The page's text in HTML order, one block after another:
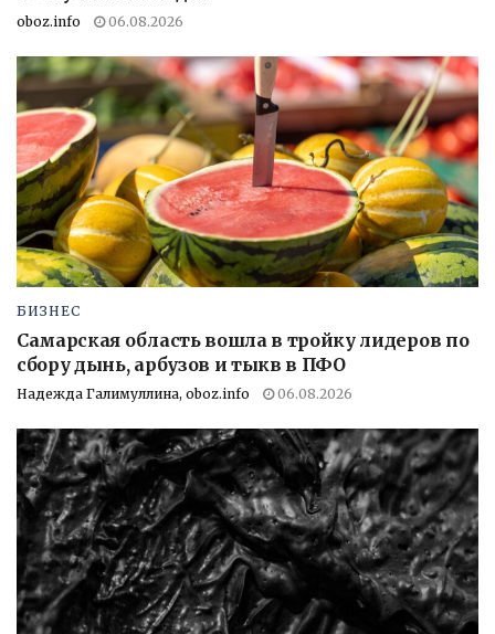
oboz.info 06.08.2026
БИЗНЕС
Самарская область вошла в тройку лидеров по
сбору дынь, арбузов и тыкв в ПФО
Надежда Галимуллина, oboz.info 06.08.2026